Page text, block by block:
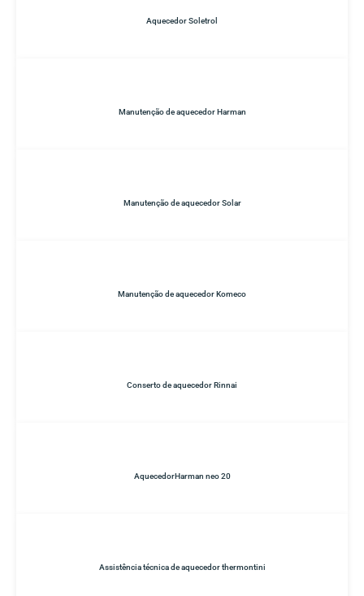
Aquecedor Soletrol
Manutenção de aquecedor Harman
Manutenção de aquecedor Solar
Manutenção de aquecedor Komeco
Conserto de aquecedor Rinnai
AquecedorHarman neo 20
Assistência técnica de aquecedor thermontini